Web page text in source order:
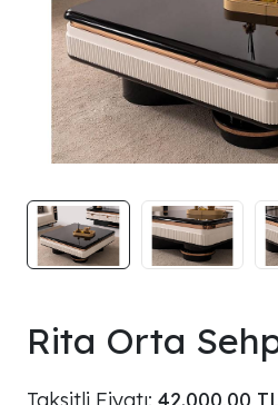
Rita Orta
Taksitli Fiyatı: 42.000,00